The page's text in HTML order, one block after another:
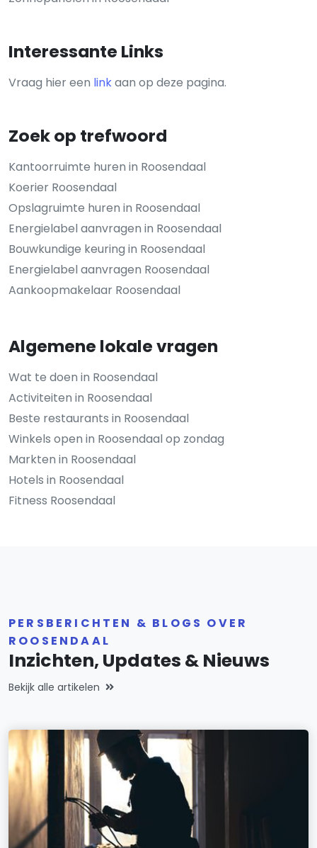
Interessante Links
Vraag hier een linkaan op deze pagina.
Zoek op trefwoord
Kantoorruimte huren in Roosendaal
Koerier Roosendaal
Opslagruimte huren in Roosendaal
Energielabel aanvragen in Roosendaal
Bouwkundige keuring in Roosendaal
Energielabel aanvragen Roosendaal
Aankoopmakelaar Roosendaal
Algemene lokale vragen
Wat te doen in Roosendaal
Activiteiten in Roosendaal
Beste restaurants in Roosendaal
Winkels open in Roosendaal op zondag
Markten in Roosendaal
Hotels in Roosendaal
Fitness Roosendaal
PERSBERICHTEN & BLOGS OVER
ROOSENDAAL
Inzichten, Updates & Nieuws
Bekijk alle artikelen